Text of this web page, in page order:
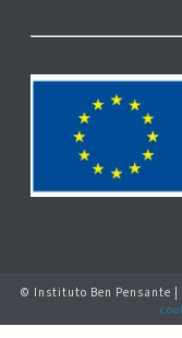
© Instituto Ben Pensante |